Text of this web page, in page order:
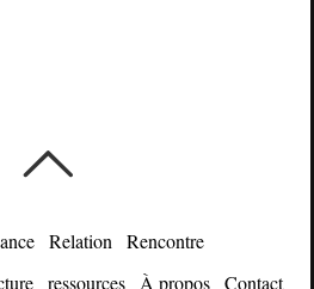
Relation Rencontre
ressources À propos Contact